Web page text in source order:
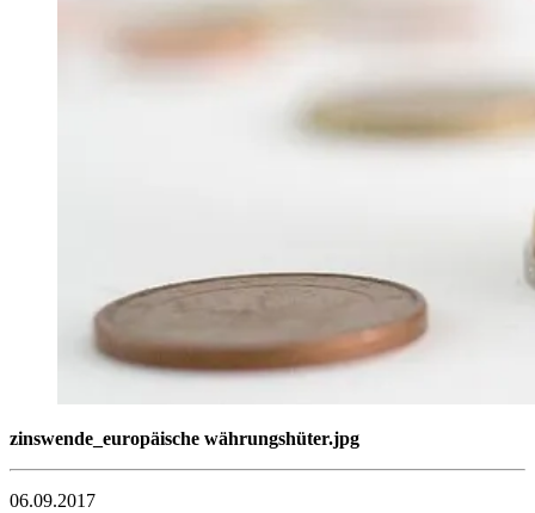
zinswende_europäische währungshüter.jpg
06.09.2017